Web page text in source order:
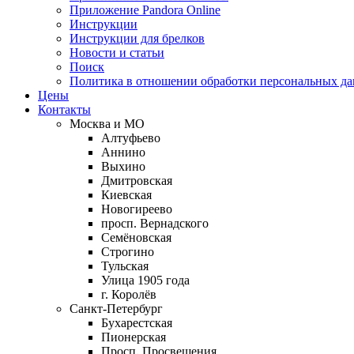
Приложение Pandora Online
Инструкции
Инструкции для брелков
Новости и статьи
Поиск
Политика в отношении обработки персональных
Цены
Контакты
Москва и МО
Алтуфьево
Аннино
Выхино
Дмитровская
Киевская
Новогиреево
просп. Вернадского
Семёновская
Строгино
Тульская
Улица 1905 года
г. Королёв
Санкт-Петербург
Бухарестская
Пионерская
Просп. Просвещения